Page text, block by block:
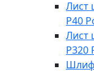
Лист
Р40
Лист
Р320